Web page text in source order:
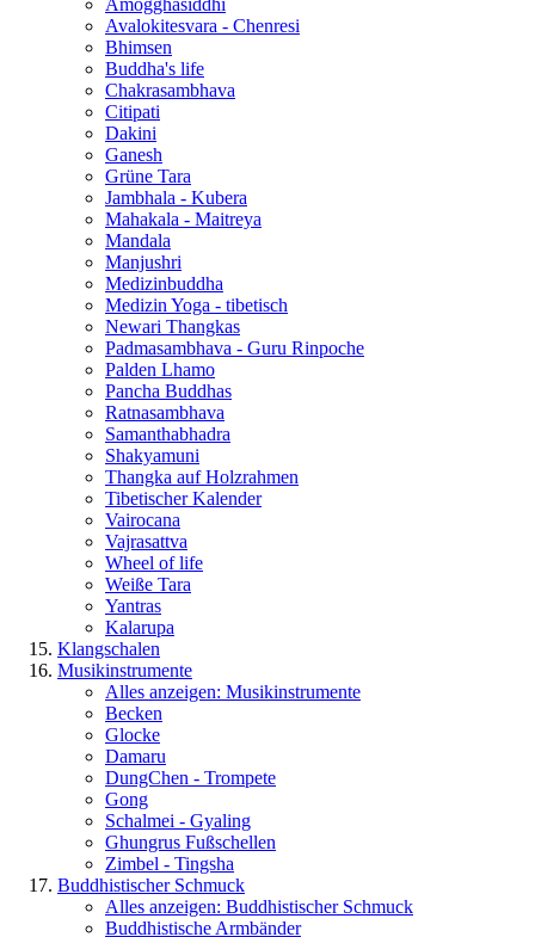
Amogghasiddhi
Avalokitesvara - Chenresi
Bhimsen
Buddha's life
Chakrasambhava
Citipati
Dakini
Ganesh
Grüne Tara
Jambhala - Kubera
Mahakala - Maitreya
Mandala
Manjushri
Medizinbuddha
Medizin Yoga - tibetisch
Newari Thangkas
Padmasambhava - Guru Rinpoche
Palden Lhamo
Pancha Buddhas
Ratnasambhava
Samanthabhadra
Shakyamuni
Thangka auf Holzrahmen
Tibetischer Kalender
Vairocana
Vajrasattva
Wheel of life
Weiße Tara
Yantras
Kalarupa
Klangschalen
Musikinstrumente
Alles anzeigen: Musikinstrumente
Becken
Glocke
Damaru
DungChen - Trompete
Gong
Schalmei - Gyaling
Ghungrus Fußschellen
Zimbel - Tingsha
Buddhistischer Schmuck
Alles anzeigen: Buddhistischer Schmuck
Buddhistische Armbänder